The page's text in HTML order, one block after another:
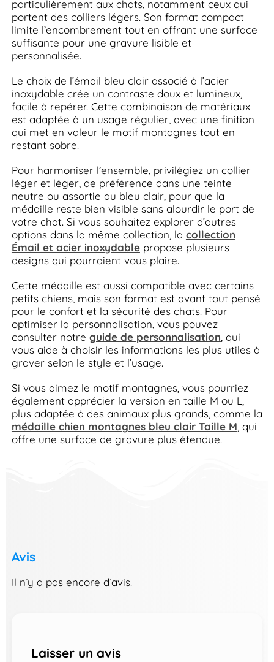
particulièrement aux chats, notamment ceux qui
portent des colliers légers. Son format compact
limite l’encombrement tout en offrant une surface
suffisante pour une gravure lisible et
personnalisée.
Le choix de l’émail bleu clair associé à l’acier
inoxydable crée un contraste doux et lumineux,
facile à repérer. Cette combinaison de matériaux
est adaptée à un usage régulier, avec une finition
qui met en valeur le motif montagnes tout en
restant sobre.
Pour harmoniser l’ensemble, privilégiez un collier
léger et léger, de préférence dans une teinte
neutre ou assortie au bleu clair, pour que la
médaille reste bien visible sans alourdir le port de
votre chat. Si vous souhaitez explorer d’autres
options dans la même collection, la collection
Émail et acier inoxydablepropose plusieurs
designs qui pourraient vous plaire.
Cette médaille est aussi compatible avec certains
petits chiens, mais son format est avant tout pensé
pour le confort et la sécurité des chats. Pour
optimiser la personnalisation, vous pouvez
consulter notre guide de personnalisation, qui
vous aide à choisir les informations les plus utiles à
graver selon le style et l’usage.
Si vous aimez le motif montagnes, vous pourriez
également apprécier la version en taille M ou L,
plus adaptée à des animaux plus grands, comme la
médaille chien montagnes bleu clair Taille M, qui
offre une surface de gravure plus étendue.
Avis
Il n’y a pas encore d’avis.
Laisser un avis